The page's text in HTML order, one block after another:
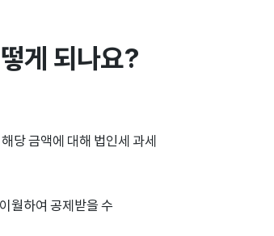
게 되나요?
당 금액에 대해 법인세 과세
월하여 공제받을 수